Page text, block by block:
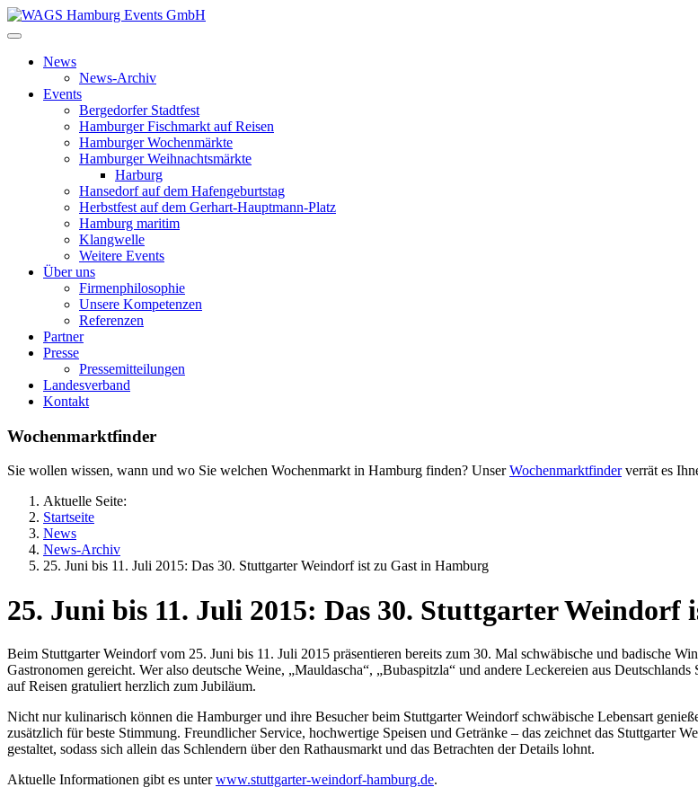
News
News-Archiv
Events
Bergedorfer Stadtfest
Hamburger Fischmarkt auf Reisen
Hamburger Wochenmärkte
Hamburger Weihnachtsmärkte
Harburg
Hansedorf auf dem Hafengeburtstag
Herbstfest auf dem Gerhart-Hauptmann-Platz
Hamburg maritim
Klangwelle
Weitere Events
Über uns
Firmenphilosophie
Unsere Kompetenzen
Referenzen
Partner
Presse
Pressemitteilungen
Landesverband
Kontakt
Wochenmarktfinder
Sie wollen wissen, wann und wo Sie welchen Wochenmarkt in Hamburg finden? UnserWochenmarktfinderverrät es
Aktuelle Seite:
Startseite
News
News-Archiv
25. Juni bis 11. Juli 2015: Das 30. Stuttgarter Weindorf ist zu Gast in Hamburg
25. Juni bis 11. Juli 2015: Das 30. Stuttgarter Weindorf
Beim Stuttgarter Weindorf vom 25. Juni bis 11. Juli 2015 präsentieren bereits zum 30. Mal schwäbische und badische
Gastronomen gereicht. Wer also deutsche Weine, „Mauldascha“, „Bubaspitzla“ und andere Leckereien aus
auf Reisen gratuliert herzlich zum Jubiläum.
Nicht nur kulinarisch können die Hamburger und ihre Besucher beim Stuttgarter Weindorf schwäbische Lebensart
zusätzlich für beste Stimmung. Freundlicher Service, hochwertige Speisen und Getränke – das zeichnet das Stuttgarter
gestaltet, sodass sich allein das Schlendern über den Rathausmarkt und das Betrachten der Details lohnt.
Aktuelle Informationen gibt es unterwww.stuttgarter-weindorf-hamburg.de.